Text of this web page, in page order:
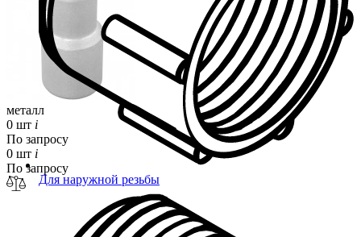
Для наружной резьбы
металл
0 шт i
По запросу
0 шт i
По запросу